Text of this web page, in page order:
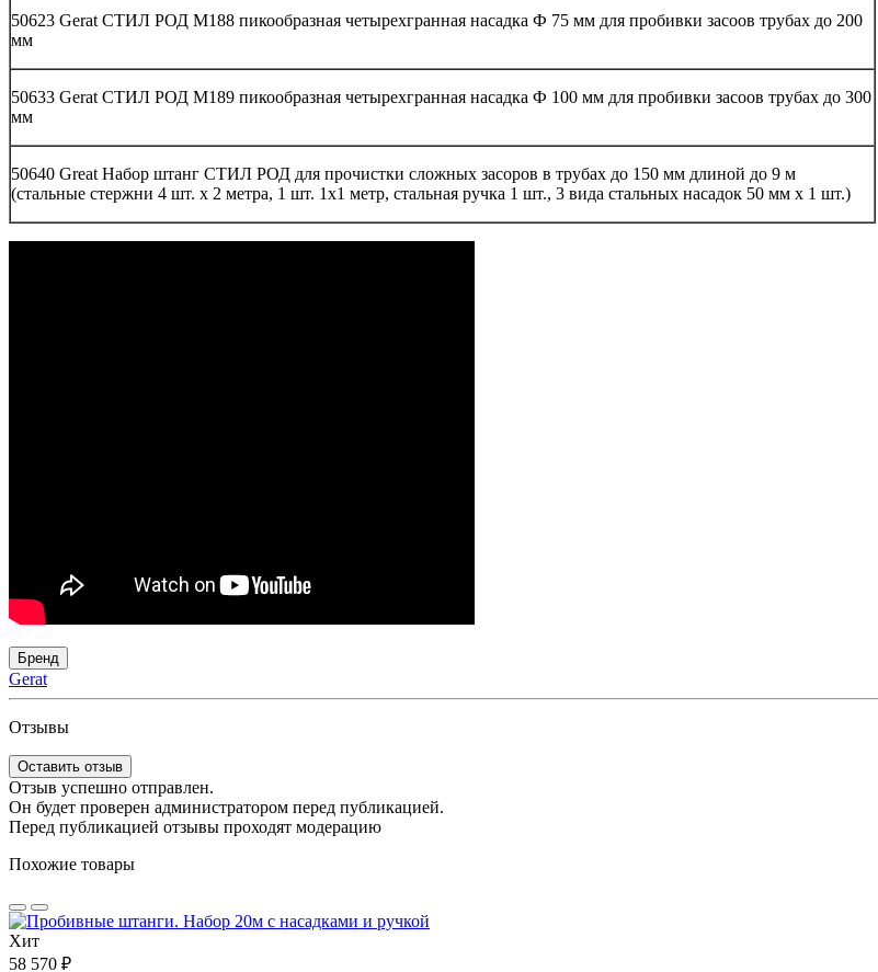
50623 Gerat СТИЛ РОД M188 пикообразная четырехгранная насадка Ф 75 мм для пробивки засоов трубах до 200
мм
50633 Gerat СТИЛ РОД M189 пикообразная четырехгранная насадка Ф 100 мм для пробивки засоов трубах до 300
мм
50640 Great Набор штанг СТИЛ РОД для прочистки сложных засоров в трубах до 150 мм длиной до 9 м
(стальные стержни 4 шт. х 2 метра, 1 шт. 1х1 метр, стальная ручка 1 шт., 3 вида стальных насадок 50 мм х 1 шт.)
Бренд
Gerat
Отзывы
Оставить отзыв
Отзыв успешно отправлен.
Он будет проверен администратором перед публикацией.
Перед публикацией отзывы проходят модерацию
Похожие товары
Хит
58 570 ₽